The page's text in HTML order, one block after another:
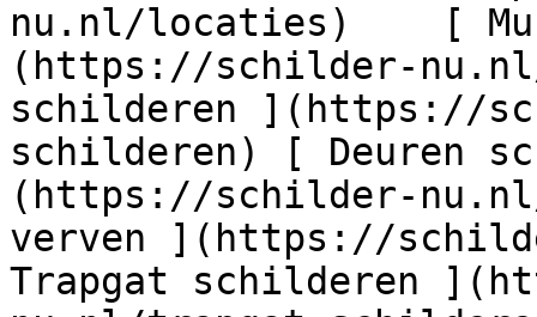
nu.nl/locaties)    [
(https://schilder-
schilderen ](https://
schilderen) [ Deuren
(https://schilder-
verven ](https://
Trapgat schilderen